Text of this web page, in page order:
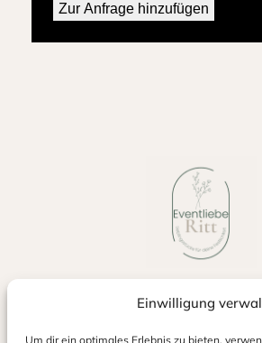
Einwilligung
Um dir ein optimales Erlebnis zu bieten,
Zur Anfrage hinzufügen